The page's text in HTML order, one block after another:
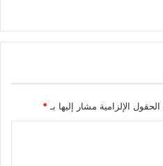
الحقول الإلزامية مشار إليها بـ *